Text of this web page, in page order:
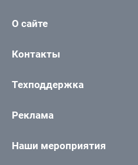
О сайте
Контакты
Техподдержка
Реклама
Наши мероприятия